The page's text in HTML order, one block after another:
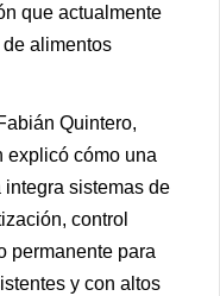
que actualmente
alimentos
Quintero,
explicó cómo una
sistemas de
control
permanente para
y con altos